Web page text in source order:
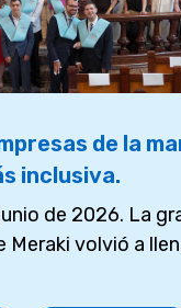
de la
inclusiva.
de 2026. La
Meraki volvió a